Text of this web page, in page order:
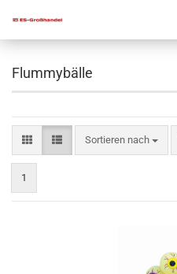
Flummybälle
Sortieren nach
1